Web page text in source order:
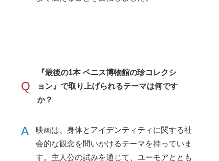
Q
『最後の1本 ペニス博物館の珍コレクシ
ョン』で取り上げられるテーマは何です
か？
A
映画は、身体とアイデンティティに関する社
会的な観念を問いかけるテーマを持っていま
す。主人公の試みを通じて、ユーモアととも